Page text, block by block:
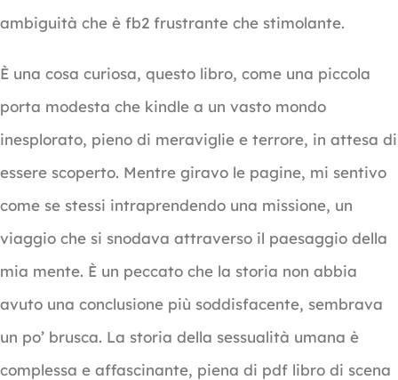
ambiguità che è fb2 frustrante che stimolante.
È una cosa curiosa, questo libro, come una piccola
porta modesta che kindle a un vasto mondo
inesplorato, pieno di meraviglie e terrore, in attesa di
essere scoperto. Mentre giravo le pagine, mi sentivo
come se stessi intraprendendo una missione, un
viaggio che si snodava attraverso il paesaggio della
mia mente. È un peccato che la storia non abbia
avuto una conclusione più soddisfacente, sembrava
un po’ brusca. La storia della sessualità umana è
complessa e affascinante, piena di pdf libro di scena